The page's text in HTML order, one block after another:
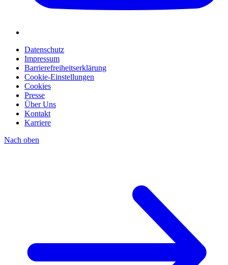
Datenschutz
Impressum
Barrierefreiheitserklärung
Cookie-Einstellungen
Cookies
Presse
Über Uns
Kontakt
Karriere
Nach oben